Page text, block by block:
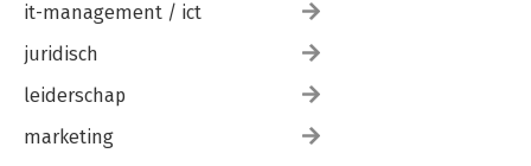
it-management / ict
juridisch
leiderschap
marketing